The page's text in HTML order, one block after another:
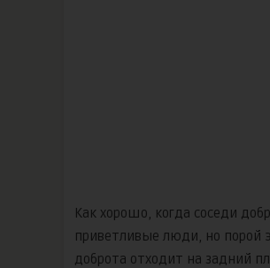
Как хорошо, когда соседи
приветливые люди, но порой
доброта отходит на задний